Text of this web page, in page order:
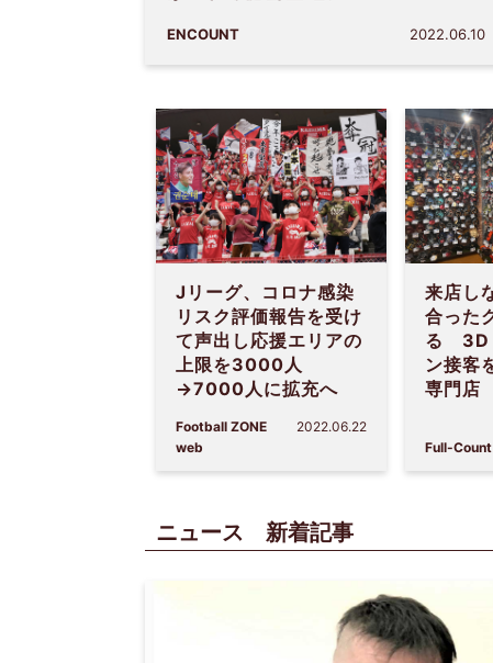
ENCOUNT 2022.06.10
Jリーグ、コロナ感染
リスク評価報告を受け
て声出し応援エリアの
上限を3000人
→7000人に拡充へ
Football ZONE
web
2022.06.22
来店し
合った
る 3D
ン接客
専門店
Full-Count
ニュース 新着記事